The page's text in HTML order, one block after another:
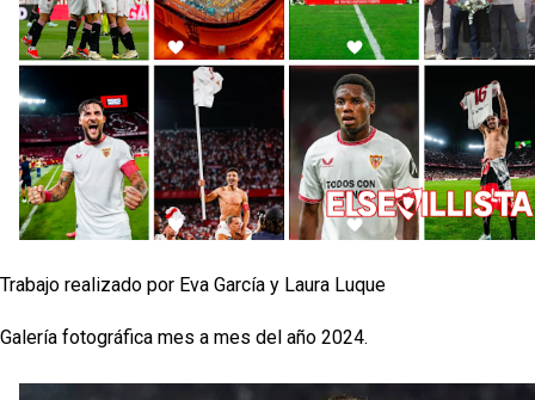
Trabajo realizado por Eva García y Laura Luque
Galería fotográfica mes a mes del año 2024.